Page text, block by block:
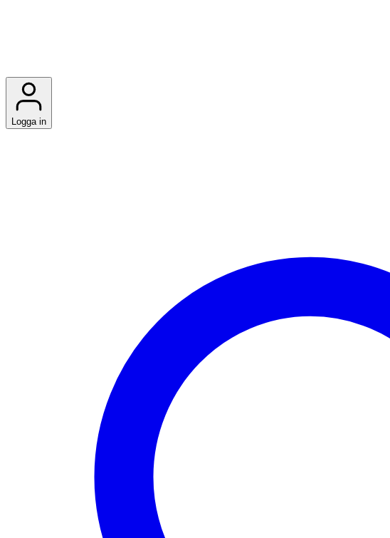
Logga in